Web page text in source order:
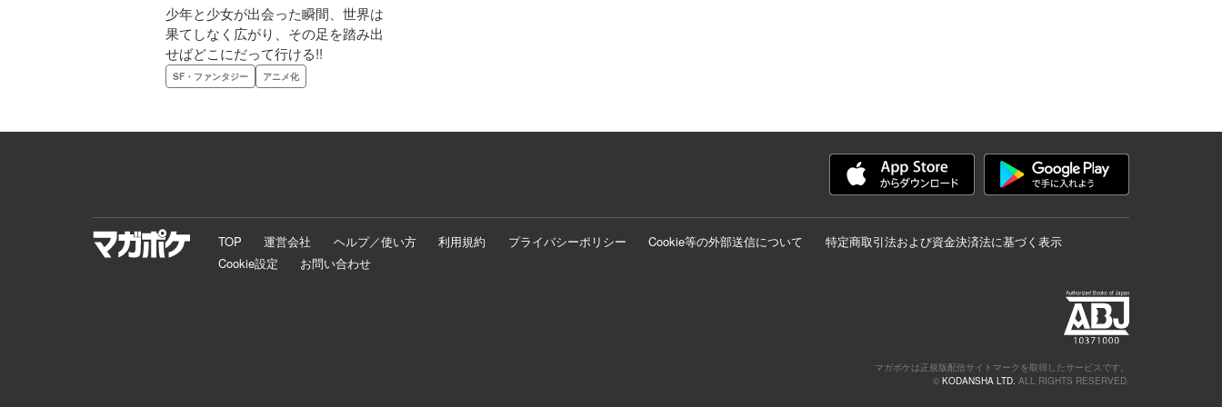
少年と少女が出会った瞬間、世界は
果てしなく広がり、その足を踏み出
せばどこにだって行ける!!
SF・ファンタジー アニメ化
TOP 運営会社 ヘルプ／使い方 利用規約 プライバシーポリシー Cookie等の外部送信について
特定商取引法および資金決済法に基づく表示
Cookie設定
お問い合わせ
マガポケは正規版配信サイトマークを取得したサービスです。
© KODANSHA LTD. ALL RIGHTS RESERVED.